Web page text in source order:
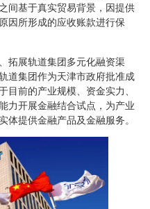
间基于真实贸易背景，因提供
因所形成的应收账款进行保
拓展轨道集团多元化融资渠
道集团作为天津市政府批准成
目前的产业规模、资金实力、
力开展金融结合试点，为产业
体提供金融产品及金融服务。